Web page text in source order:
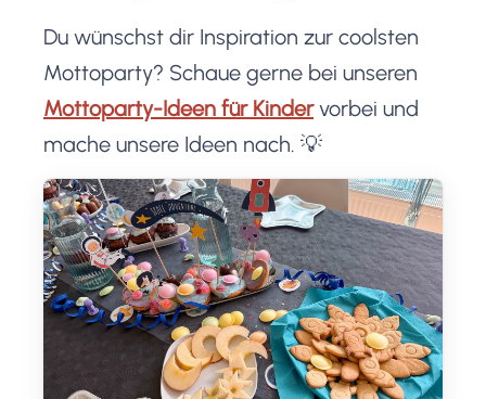
Du wünschst dir Inspiration zur coolsten
Mottoparty? Schaue gerne bei unseren
Mottoparty-Ideen für Kindervorbei und
mache unsere Ideen nach. 💡